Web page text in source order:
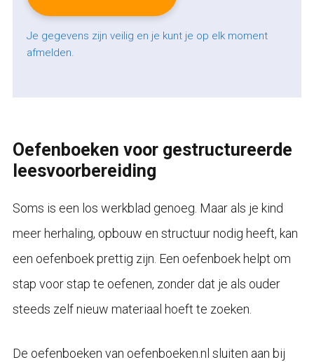
Je gegevens zijn veilig en je kunt je op elk moment
afmelden.
Oefenboeken voor gestructureerde
leesvoorbereiding
Soms is een los werkblad genoeg. Maar als je kind
meer herhaling, opbouw en structuur nodig heeft, kan
een oefenboek prettig zijn. Een oefenboek helpt om
stap voor stap te oefenen, zonder dat je als ouder
steeds zelf nieuw materiaal hoeft te zoeken.
De oefenboeken van oefenboeken.nl sluiten aan bij